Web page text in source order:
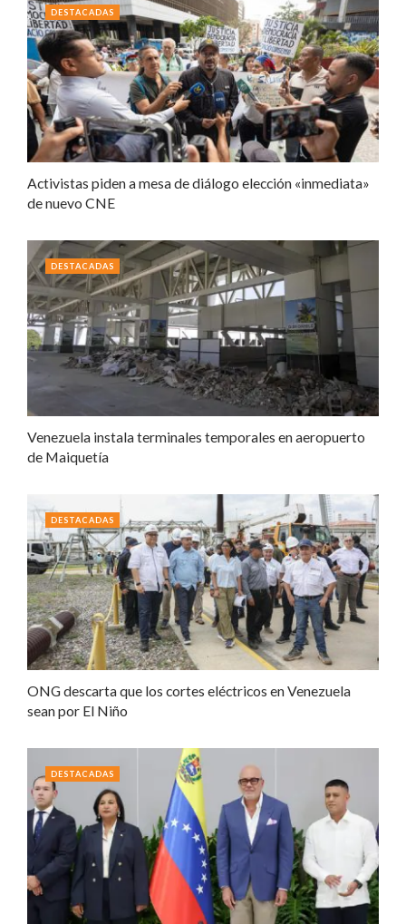
Activistas piden a mesa de diálogo elección «inmediata»
de nuevo CNE
DESTACADAS
Venezuela instala terminales temporales en aeropuerto
de Maiquetía
DESTACADAS
ONG descarta que los cortes eléctricos en Venezuela
sean por El Niño
DESTACADAS
DESTACADAS